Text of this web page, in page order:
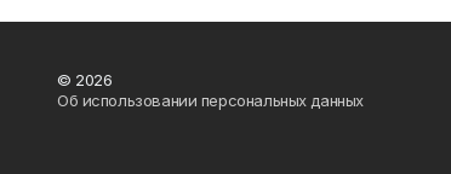
© 2026
Об использовании персональных данных